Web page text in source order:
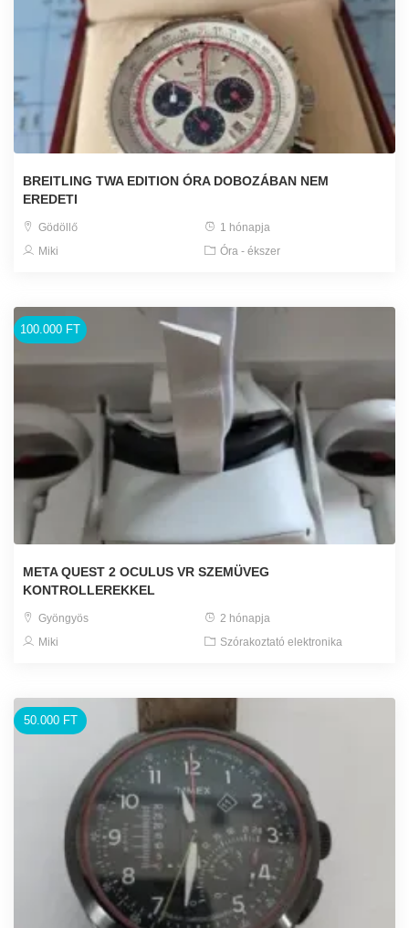
BREITLING TWA EDITION ÓRA DOBOZÁBAN NEM
EREDETI
Gödöllő
1 hónapja
Miki
Óra - ékszer
100.000 FT
META QUEST 2 OCULUS VR SZEMÜVEG
KONTROLLEREKKEL
Gyöngyös
2 hónapja
Miki
Szórakoztató elektronika
50.000 FT